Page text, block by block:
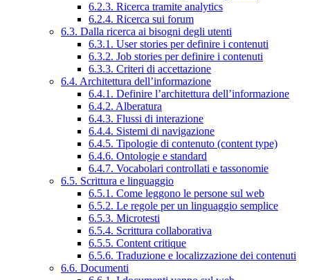
6.2.3. Ricerca tramite analytics
6.2.4. Ricerca sui forum
6.3. Dalla ricerca ai bisogni degli utenti
6.3.1. User stories per definire i contenuti
6.3.2. Job stories per definire i contenuti
6.3.3. Criteri di accettazione
6.4. Architettura dell’informazione
6.4.1. Definire l’architettura dell’informazione
6.4.2. Alberatura
6.4.3. Flussi di interazione
6.4.4. Sistemi di navigazione
6.4.5. Tipologie di contenuto (content type)
6.4.6. Ontologie e standard
6.4.7. Vocabolari controllati e tassonomie
6.5. Scrittura e linguaggio
6.5.1. Come leggono le persone sul web
6.5.2. Le regole per un linguaggio semplice
6.5.3. Microtesti
6.5.4. Scrittura collaborativa
6.5.5. Content critique
6.5.6. Traduzione e localizzazione dei contenuti
6.6. Documenti